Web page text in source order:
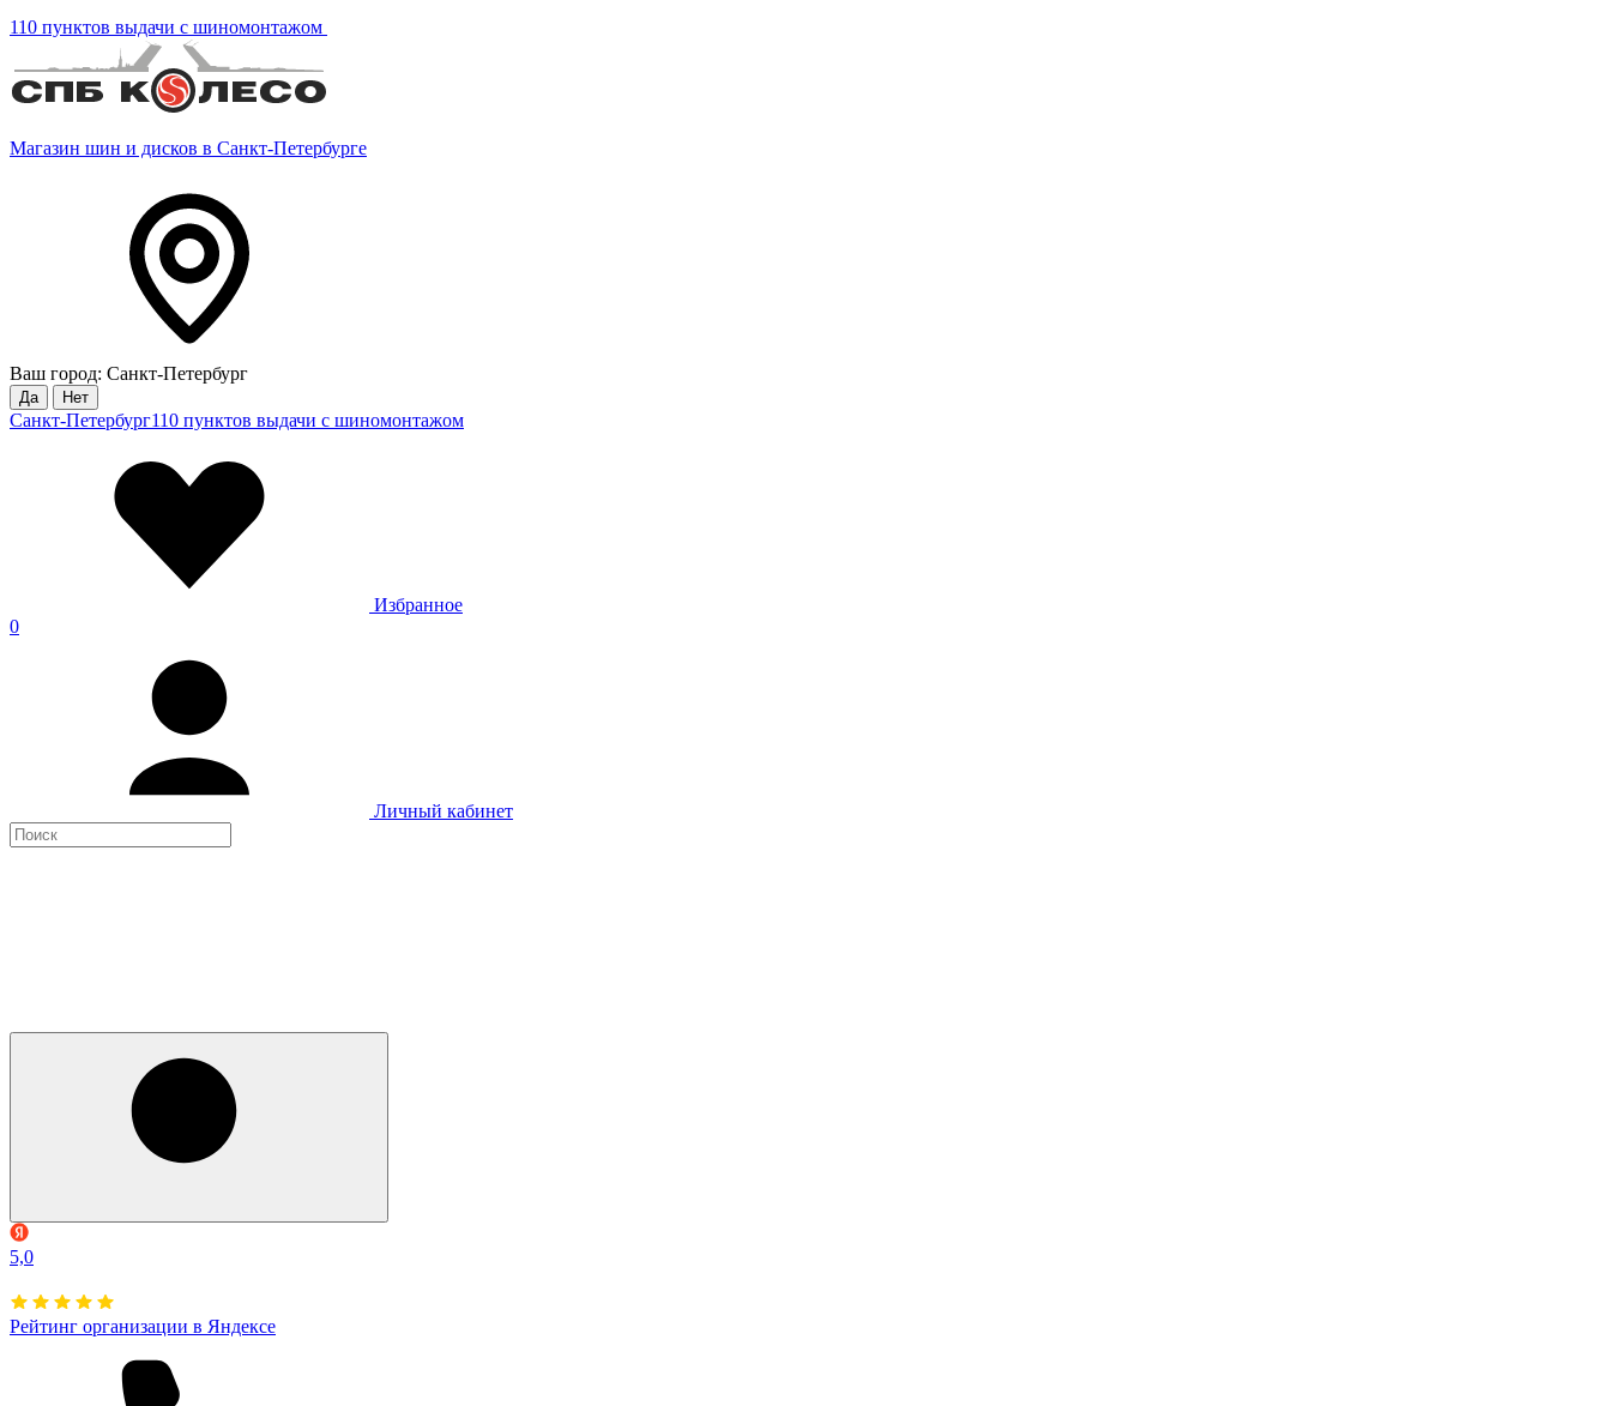
110 пунктов выдачи с шиномонтажом
Магазин шин и дисков в Санкт-Петербурге
Ваш город: Санкт-Петербург
Да Нет
Санкт-Петербург110 пунктов выдачи с шиномонтажом
Избранное
0
Личный кабинет
5,0
Рейтинг организации в Яндексе